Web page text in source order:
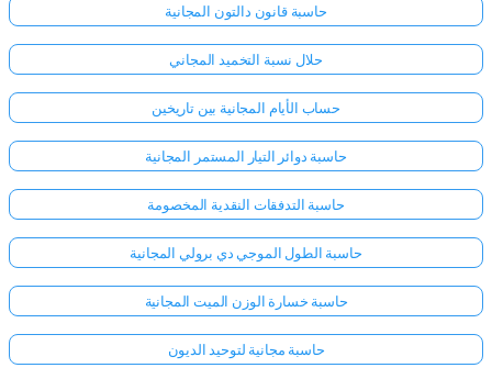
حاسبة قانون دالتون المجانية
حلال نسبة التخميد المجاني
حساب الأيام المجانية بين تاريخين
حاسبة دوائر التيار المستمر المجانية
حاسبة التدفقات النقدية المخصومة
حاسبة الطول الموجي دي برولي المجانية
حاسبة خسارة الوزن الميت المجانية
حاسبة مجانية لتوحيد الديون